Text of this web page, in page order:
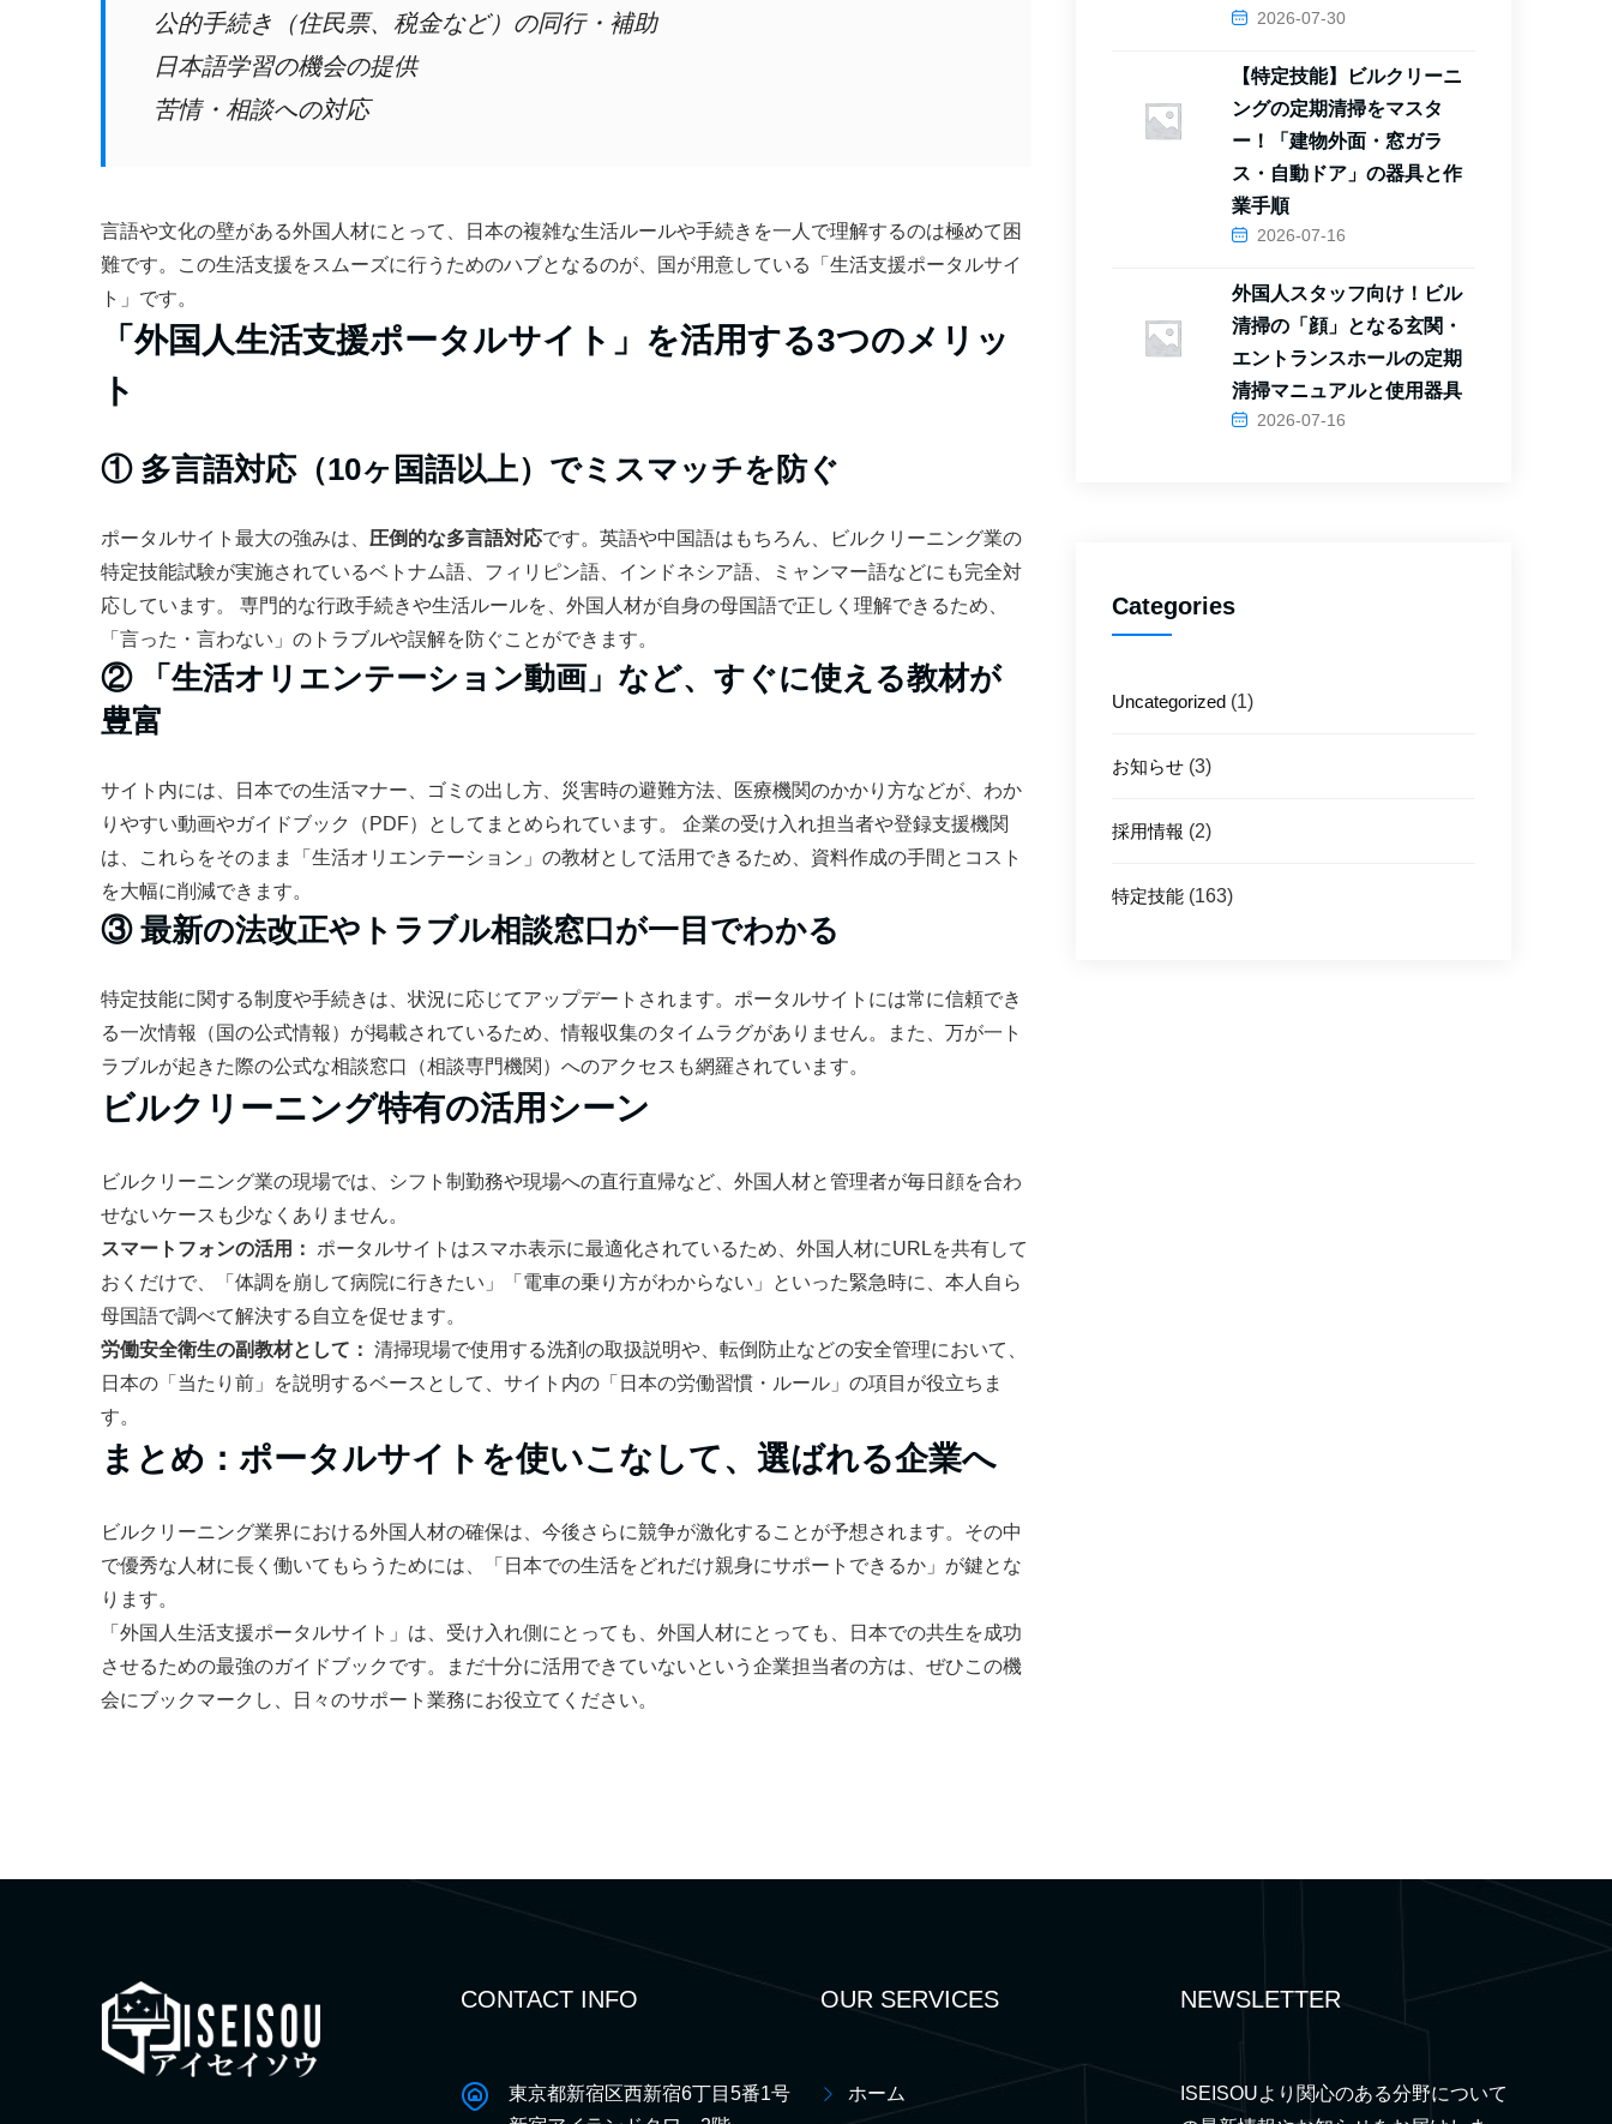
公的手続き（住民票、税金など）の同行・補助
日本語学習の機会の提供
苦情・相談への対応
言語や文化の壁がある外国人材にとって、日本の複雑な生活ルールや手続きを一人で理解するのは極めて困
難です。この生活支援をスムーズに行うためのハブとなるのが、国が用意している「生活支援ポータルサイ
ト」です。
「外国人生活支援ポータルサイト」を活用する3つのメリッ
ト
① 多言語対応（10ヶ国語以上）でミスマッチを防ぐ
ポータルサイト最大の強みは、 圧倒的な多言語対応です。英語や中国語はもちろん、ビルクリーニング業の
特定技能試験が実施されているベトナム語、フィリピン語、インドネシア語、ミャンマー語などにも完全対
応しています。 専門的な行政手続きや生活ルールを、外国人材が自身の母国語で正しく理解できるため、
「言った・言わない」のトラブルや誤解を防ぐことができます。
② 「生活オリエンテーション動画」など、すぐに使える教材が
豊富
サイト内には、日本での生活マナー、ゴミの出し方、災害時の避難方法、医療機関のかかり方などが、わか
りやすい動画やガイドブック（PDF）としてまとめられています。 企業の受け入れ担当者や登録支援機関
は、これらをそのまま「生活オリエンテーション」の教材として活用できるため、資料作成の手間とコスト
を大幅に削減できます。
③ 最新の法改正やトラブル相談窓口が一目でわかる
特定技能に関する制度や手続きは、状況に応じてアップデートされます。ポータルサイトには常に信頼でき
る一次情報（国の公式情報）が掲載されているため、情報収集のタイムラグがありません。また、万が一ト
ラブルが起きた際の公式な相談窓口（相談専門機関）へのアクセスも網羅されています。
ビルクリーニング特有の活用シーン
ビルクリーニング業の現場では、シフト制勤務や現場への直行直帰など、外国人材と管理者が毎日顔を合わ
せないケースも少なくありません。
スマートフォンの活用：
ポータルサイトはスマホ表示に最適化されているため、外国人材にURLを共有して
おくだけで、「体調を崩して病院に行きたい」「電車の乗り方がわからない」といった緊急時に、本人自ら
母国語で調べて解決する自立を促せます。
労働安全衛生の副教材として： 清掃現場で使用する洗剤の取扱説明や、転倒防止などの安全管理において、
日本の「当たり前」を説明するベースとして、サイト内の「日本の労働習慣・ルール」の項目が役立ちま
す。
まとめ：ポータルサイトを使いこなして、選ばれる企業へ
ビルクリーニング業界における外国人材の確保は、今後さらに競争が激化することが予想されます。その中
で優秀な人材に長く働いてもらうためには、「日本での生活をどれだけ親身にサポートできるか」が鍵とな
ります。
「外国人生活支援ポータルサイト」は、受け入れ側にとっても、外国人材にとっても、日本での共生を成功
させるための最強のガイドブックです。まだ十分に活用できていないという企業担当者の方は、ぜひこの機
会にブックマークし、日々のサポート業務にお役立てください。
2026-07-30
【特定技能】ビルクリーニ
ングの定期清掃をマスタ
ー！「建物外面・窓ガラ
ス・自動ドア」の器具と作
業手順
2026-07-16
外国人スタッフ向け！ビル
清掃の「顔」となる玄関・
エントランスホールの定期
清掃マニュアルと使用器具
2026-07-16
Categories
Uncategorized (1)
お知らせ (3)
採用情報 (2)
特定技能 (163)
CONTACT INFO
東京都新宿区西新宿6丁目5番1号
OUR SERVICES
ホーム
NEWSLETTER
ISEISOUより関心のある分野について